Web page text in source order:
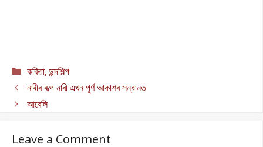
Categories
কবিতা, ছন্দশিল্প
নাৰীৰ ৰূপ নাৰী এখন পূৰ্ণ আকাশৰ সন্ধানত
আবেলি
Leave a Comment